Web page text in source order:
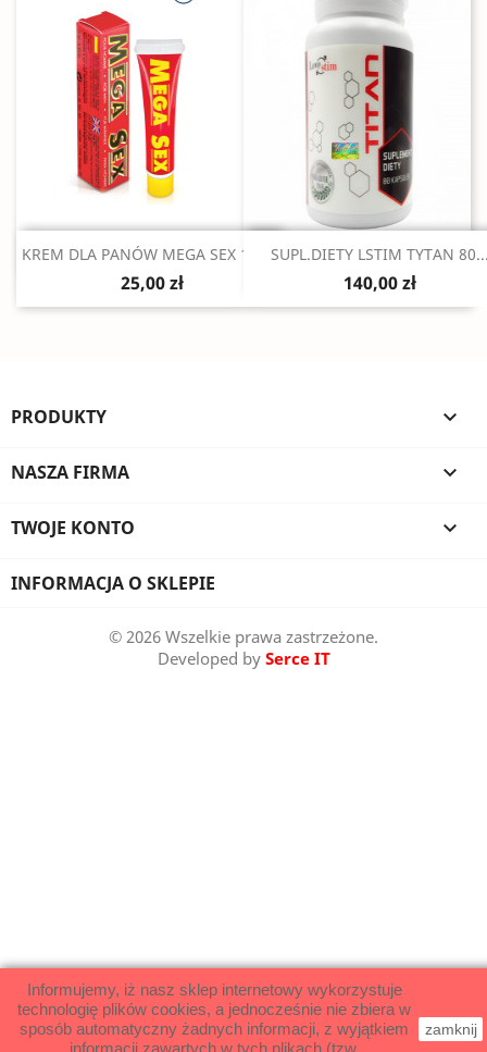
 Szybki podgląd
KREM DLA PANÓW MEGA SEX 15 ML
25,00 zł
Szybki podgląd
SUPL.DIETY LSTIM TYTAN
140,00 zł
PRODUKTY 
NASZA FIRMA 
TWOJE KONTO 
INFORMACJA O SKLEPIE
Informujemy, iż nasz sklep internetowy wykorzystuje
technologię plików cookies, a jednocześnie nie zbiera w
sposób automatyczny żadnych informacji, z wyjątkiem
informacji zawartych w tych plikach (tzw.
zamknij
© 2026 Wszelkie prawa zastrzeżone.
Developed by Serce IT